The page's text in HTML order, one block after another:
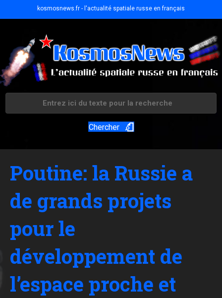
kosmosnews.fr - l'actualité spatiale russe en français
Chercher
Poutine: la Russie a
de grands projets
pour le
développement de
l’espace proche et